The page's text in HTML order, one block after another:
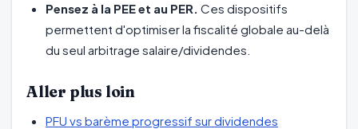
Pensez à la PEE et au PER. Ces dispositifs
permettent d'optimiser la fiscalité globale au-delà
du seul arbitrage salaire/dividendes.
Aller plus loin
PFU vs barème progressif sur dividendes